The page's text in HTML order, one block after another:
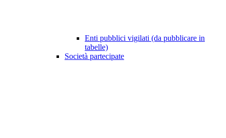
Enti pubblici vigilati (da pubblicare in
tabelle)
Società partecipate